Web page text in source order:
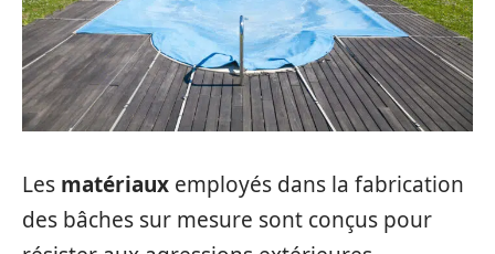
Les matériaux employés dans la fabrication
des bâches sur mesure sont conçus pour